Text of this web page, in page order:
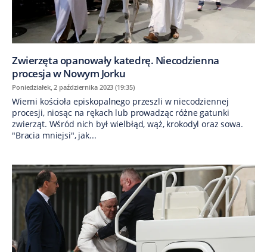
Zwierzęta opanowały katedrę. Niecodzienna
procesja w Nowym Jorku
Poniedziałek, 2 października 2023 (19:35)
Wierni kościoła episkopalnego przeszli w niecodziennej
procesji, niosąc na rękach lub prowadząc różne gatunki
zwierząt. Wśród nich był wielbłąd, wąż, krokodyl oraz sowa.
"Bracia mniejsi", jak...